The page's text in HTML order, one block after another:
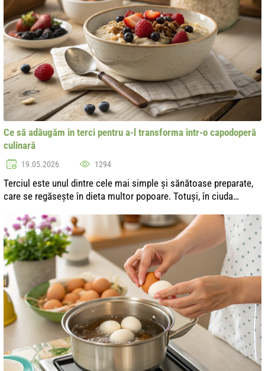
Ce să adăugăm în terci pentru a-l transforma într-o capodoperă
culinară
19.05.2026 1294
Terciul este unul dintre cele mai simple și sănătoase preparate,
care se regăsește în dieta multor popoare. Totuși, în ciuda
transformi terciu...